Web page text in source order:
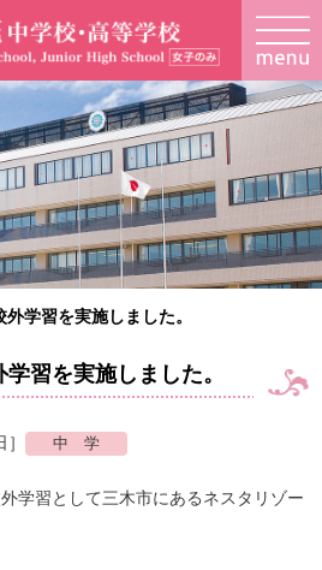
学習を実施しました。
学習を実施しました。
学習として三木市にあるネスタリゾー